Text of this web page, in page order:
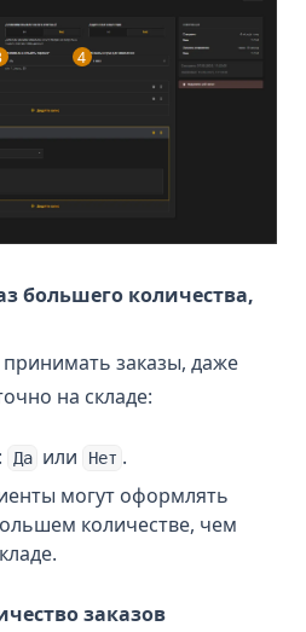
4
большего количества,
заказы, даже
на складе:
Да или Нет .
могут оформлять
количестве, чем
заказов